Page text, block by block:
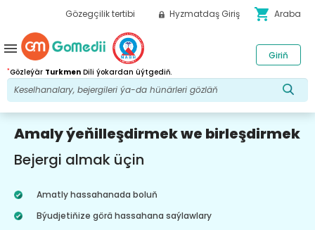
Gözegçilik tertibi Hyzmatdaş Giriş shopping_cart Araba
*Gözleýär Turkmen Dili ýokardan üýtgediň.
Giriň
menu
Amaly ýeňilleşdirmek we birleşdirmek
Bejergi almak üçin
Amatly hassahanada boluň
Býudjetiňize görä hassahana saýlawlary